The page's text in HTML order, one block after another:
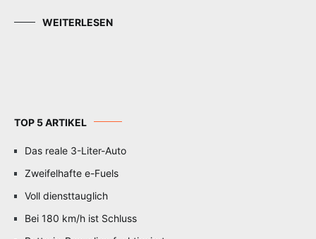
WEITERLESEN
TOP 5 ARTIKEL
Das reale 3-Liter-Auto
Zweifelhafte e-Fuels
Voll diensttauglich
Bei 180 km/h ist Schluss